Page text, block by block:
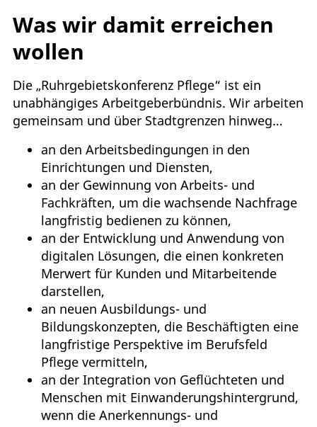
Was wir damit erreichen
wollen
Die „Ruhrgebietskonferenz Pflege“ ist ein
unabhängiges Arbeitgeberbündnis. Wir arbeiten
gemeinsam und über Stadtgrenzen hinweg…
an den Arbeitsbedingungen in den
Einrichtungen und Diensten,
an der Gewinnung von Arbeits- und
Fachkräften, um die wachsende Nachfrage
langfristig bedienen zu können,
an der Entwicklung und Anwendung von
digitalen Lösungen, die einen konkreten
Merwert für Kunden und Mitarbeitende
darstellen,
an neuen Ausbildungs- und
Bildungskonzepten, die Beschäftigten eine
langfristige Perspektive im Berufsfeld
Pflege vermitteln,
an der Integration von Geflüchteten und
Menschen mit Einwanderungshintergrund,
wenn die Anerkennungs- und